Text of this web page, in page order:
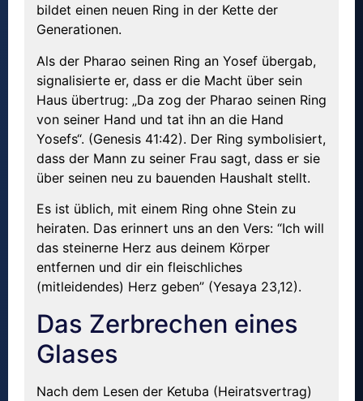
bildet einen neuen Ring in der Kette der
Generationen.
Als der Pharao seinen Ring an Yosef übergab,
signalisierte er, dass er die Macht über sein
Haus übertrug: „Da zog der Pharao seinen Ring
von seiner Hand und tat ihn an die Hand
Yosefs“. (Genesis 41:42). Der Ring symbolisiert,
dass der Mann zu seiner Frau sagt, dass er sie
über seinen neu zu bauenden Haushalt stellt.
Es ist üblich, mit einem Ring ohne Stein zu
heiraten. Das erinnert uns an den Vers: “Ich will
das steinerne Herz aus deinem Körper
entfernen und dir ein fleischliches
(mitleidendes) Herz geben” (Yesaya 23,12).
Das Zerbrechen eines
Glases
Nach dem Lesen der Ketuba (Heiratsvertrag)